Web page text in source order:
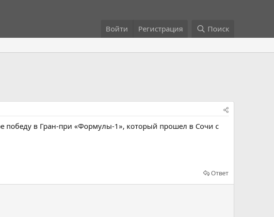
Войти Регистрация Поиск
победу в Гран-при «Формулы-1», который прошел в Сочи с
Ответ